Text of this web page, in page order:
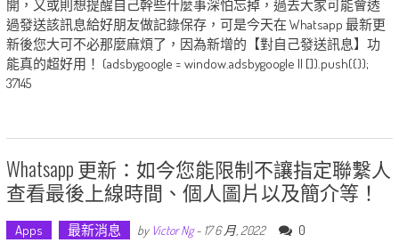
開，又或則想提醒自己幹些什麼事深怕忘掉，過去大家可能會透
過發送該訊息給好朋友做記錄保存，可是今天在 Whatsapp 最新更
新後您大可不必那麼麻煩了，因為新增的【對自己發送訊息】功
能真的超好用！ (adsbygoogle = window.adsbygoogle || []).push({});
37145
Whatsapp 更新：如今您能限制不讓指定聯繫人
查看最後上線時間、個人圖片以及簡介等！
Apps 最新消息 by Victor Ng- 17 6 月, 2022 0